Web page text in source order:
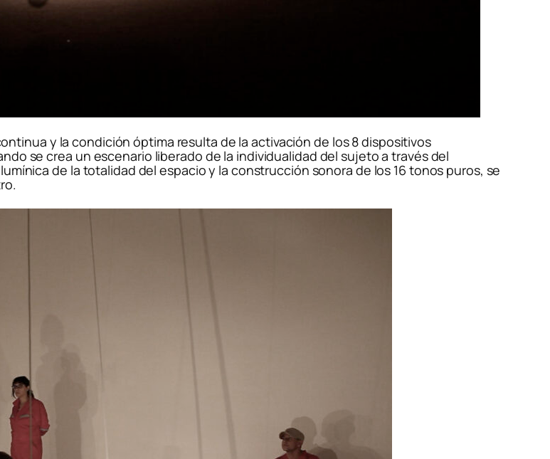
y la condición óptima resulta de la activación de los 8 dispositivos
se crea un escenario liberado de la individualidad del sujeto a través del
de la totalidad del espacio y la construcción sonora de los 16 tonos puros, se